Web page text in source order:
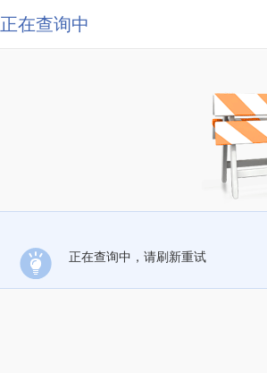
正在查询中
正在查询中，请刷新重试